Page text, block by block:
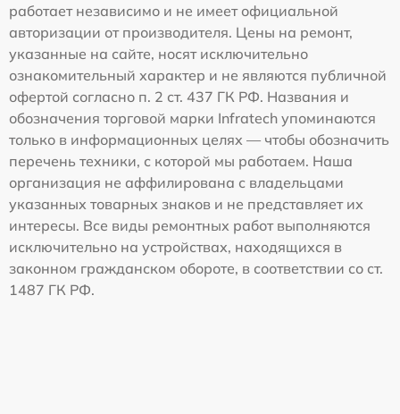
работает независимо и не имеет официальной
авторизации от производителя. Цены на ремонт,
указанные на сайте, носят исключительно
ознакомительный характер и не являются публичной
офертой согласно п. 2 ст. 437 ГК РФ. Названия и
обозначения торговой марки Infratech упоминаются
только в информационных целях — чтобы обозначить
перечень техники, с которой мы работаем. Наша
организация не аффилирована с владельцами
указанных товарных знаков и не представляет их
интересы. Все виды ремонтных работ выполняются
исключительно на устройствах, находящихся в
законном гражданском обороте, в соответствии со ст.
1487 ГК РФ.